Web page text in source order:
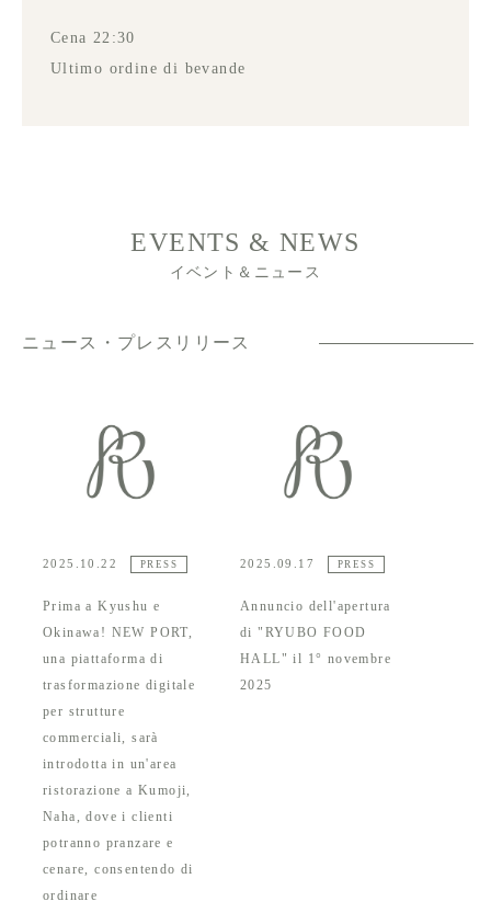
Cena 22:30
Ultimo ordine di bevande
EVENTS & NEWS
イベント＆ニュース
ニュース・プレスリリース
2025.10.22 PRESS
Prima a Kyushu e
Okinawa! NEW PORT,
una piattaforma di
trasformazione digitale
per strutture
commerciali, sarà
introdotta in un'area
ristorazione a Kumoji,
Naha, dove i clienti
potranno pranzare e
cenare, consentendo di
ordinare
2025.09.17 PRESS
Annuncio dell'apertura
di "RYUBO FOOD
HALL" il 1° novembre
2025